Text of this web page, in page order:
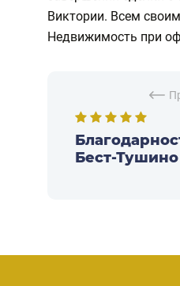
Виктории. Всем
Недвижимость при
Бест-Тушино